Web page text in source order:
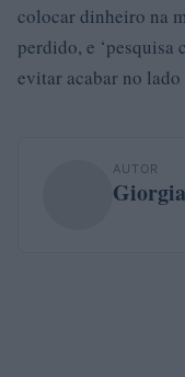
colocar dinheiro na
perdido, e ‘pesquisa
evitar acabar no lado
AUTOR